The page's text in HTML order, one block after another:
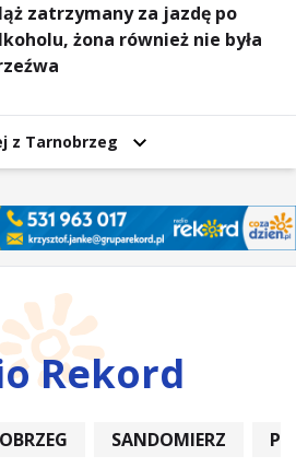
zatrzymany za jazdę po
żona również nie była
z Tarnobrzeg
Rekord
SANDOMIERZ